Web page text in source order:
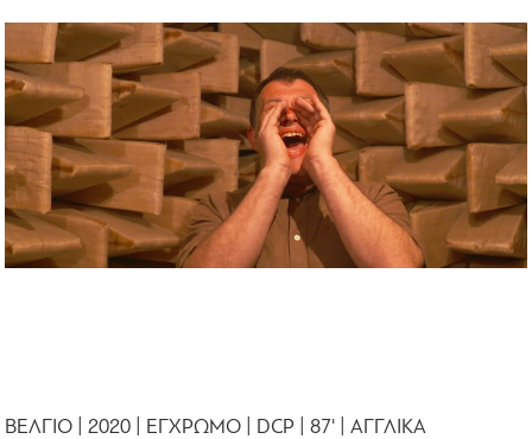
ΒΕΛΓΙΟ | 2020 | ΕΓΧΡΩΜΟ | DCP | 87' | ΑΓΓΛΙΚΑ